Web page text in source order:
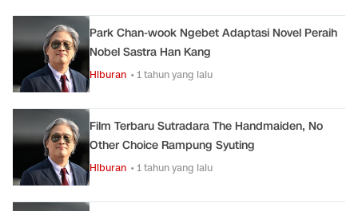
Park Chan-wook Ngebet Adaptasi Novel Peraih
Nobel Sastra Han Kang
Hiburan • 1 tahun yang lalu
Film Terbaru Sutradara The Handmaiden, No
Other Choice Rampung Syuting
Hiburan • 1 tahun yang lalu